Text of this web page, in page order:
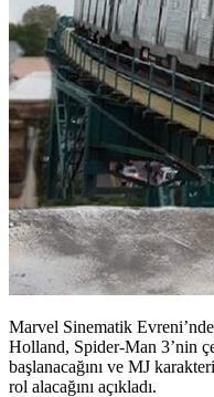
Marvel Sinematik
Holland, Spider-Man 3’nin
başlanacağını ve MJ
rol alacağını açıkladı.